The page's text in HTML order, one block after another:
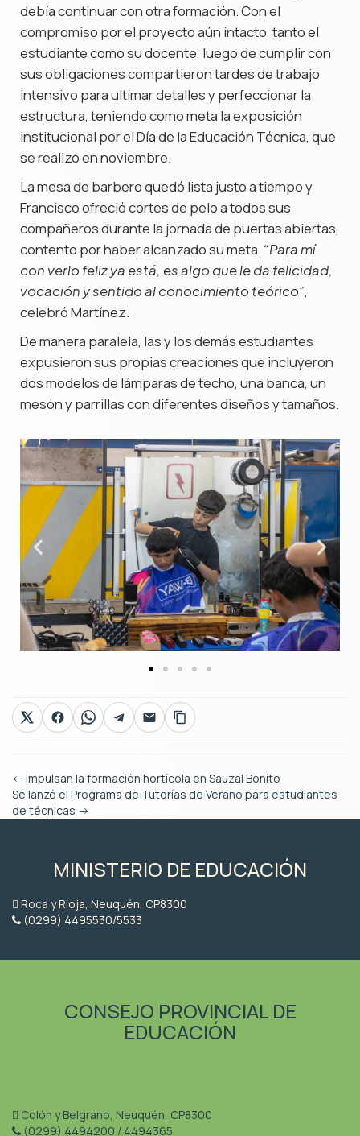
debía continuar con otra formación. Con el
compromiso por el proyecto aún intacto, tanto el
estudiante como su docente, luego de cumplir con
sus obligaciones compartieron tardes de trabajo
intensivo para ultimar detalles y perfeccionar la
estructura, teniendo como meta la exposición
institucional por el Día de la Educación Técnica, que
se realizó en noviembre.
La mesa de barbero quedó lista justo a tiempo y
Francisco ofreció cortes de pelo a todos sus
compañeros durante la jornada de puertas abiertas,
contento por haber alcanzado su meta. “Para mí
con verlo feliz ya está, es algo que le da felicidad,
vocación y sentido al conocimiento teórico”,
celebró Martínez.
De manera paralela, las y los demás estudiantes
expusieron sus propias creaciones que incluyeron
dos modelos de lámparas de techo, una banca, un
mesón y parrillas con diferentes diseños y tamaños.
← Impulsan la formación hortícola en Sauzal Bonito
Se lanzó el Programa de Tutorías de Verano para estudiantes
de técnicas →
MINISTERIO DE EDUCACIÓN
Roca y Rioja, Neuquén, CP8300
(0299) 4495530/5533
CONSEJO PROVINCIAL DE
EDUCACIÓN
Colón y Belgrano, Neuquén, CP8300
(0299) 4494200 / 4494365